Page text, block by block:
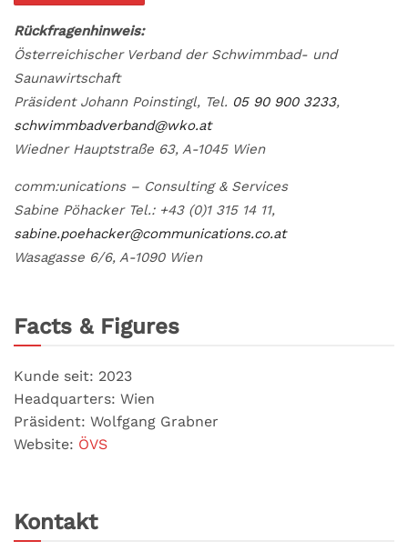
Rückfragenhinweis:
Österreichischer Verband der Schwimmbad- und
Saunawirtschaft
Präsident Johann Poinstingl, Tel. 05 90 900 3233,
schwimmbadverband@wko.at
Wiedner Hauptstraße 63, A-1045 Wien
comm:unications – Consulting & Services
Sabine Pöhacker Tel.: +43 (0)1 315 14 11,
sabine.poehacker@communications.co.at
Wasagasse 6/6, A-1090 Wien
Facts & Figures
Kunde seit: 2023
Headquarters: Wien
Präsident: Wolfgang Grabner
Website: ÖVS
Kontakt